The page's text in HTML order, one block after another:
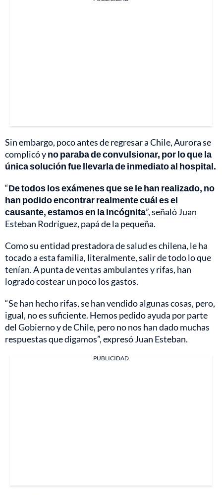
Sin embargo, poco antes de regresar a Chile, Aurora se
complicó yno paraba de convulsionar, por lo que la
única solución fue llevarla de inmediato al hospital.
“De todos los exámenes que se le han realizado, no
han podido encontrar realmente cuál es el
causante, estamos en la incógnita”, señaló Juan
Esteban Rodríguez, papá de la pequeña.
Como su entidad prestadora de salud es chilena, le ha
tocado a esta familia, literalmente, salir de todo lo que
tenían. A punta de ventas ambulantes y rifas, han
logrado costear un poco los gastos.
“Se han hecho rifas, se han vendido algunas cosas, pero,
igual, no es suficiente. Hemos pedido ayuda por parte
del Gobierno y de Chile, pero no nos han dado muchas
respuestas que digamos”, expresó Juan Esteban.
PUBLICIDAD